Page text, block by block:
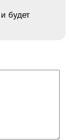
будет